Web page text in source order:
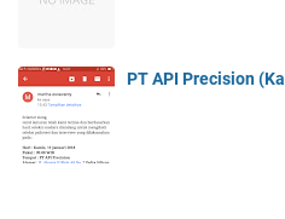
PT API Precision